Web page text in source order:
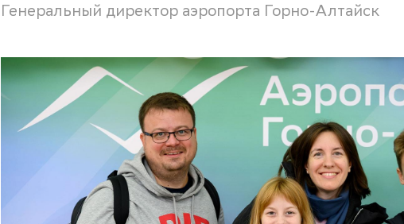
Генеральный директор аэропорта Горно-Алтайск